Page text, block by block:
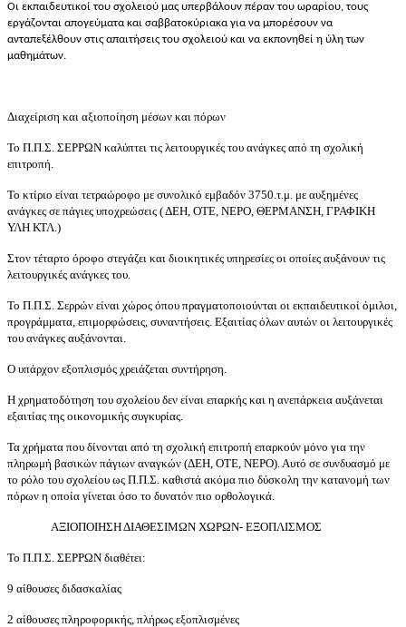
Οι εκπαιδευτικοί του σχολειού μας υπερβάλουν πέραν του ωραρίου, τους
εργάζονται απογεύματα και σαββατοκύριακα για να μπορέσουν να
ανταπεξέλθουν στις απαιτήσεις του σχολειού και να εκπονηθεί η ύλη των
μαθημάτων.
Διαχείριση και αξιοποίηση μέσων και πόρων
Το Π.Π.Σ. ΣΕΡΡΩΝ καλύπτει τις λειτουργικές του ανάγκες από τη σχολική
επιτροπή.
Το κτίριο είναι τετραώροφο με συνολικό εμβαδόν 3750.τ.μ. με αυξημένες
ανάγκες σε πάγιες υποχρεώσεις ( ΔΕΗ, ΟΤΕ, ΝΕΡΟ, ΘΕΡΜΑΝΣΗ, ΓΡΑΦΙΚΗ
ΥΛΗ ΚΤΛ.)
Στον τέταρτο όροφο στεγάζει και διοικητικές υπηρεσίες οι οποίες αυξάνουν τις
λειτουργικές ανάγκες του.
Το Π.Π.Σ. Σερρών είναι χώρος όπου πραγματοποιούνται οι εκπαιδευτικοί όμιλοι,
προγράμματα, επιμορφώσεις, συναντήσεις. Εξαιτίας όλων αυτών οι λειτουργικές
του ανάγκες αυξάνονται.
Ο υπάρχον εξοπλισμός χρειάζεται συντήρηση.
Η χρηματοδότηση του σχολείου δεν είναι επαρκής και η ανεπάρκεια αυξάνεται
εξαιτίας της οικονομικής συγκυρίας.
Τα χρήματα που δίνονται από τη σχολική επιτροπή επαρκούν μόνο για την
πληρωμή βασικών πάγιων αναγκών (ΔΕΗ, ΟΤΕ, ΝΕΡΟ). Αυτό σε συνδυασμό με
το ρόλο του σχολείου ως Π.Π.Σ. καθιστά ακόμα πιο δύσκολη την κατανομή των
πόρων η οποία γίνεται όσο το δυνατόν πιο ορθολογικά.
ΑΞΙΟΠΟΙΗΣΗ ΔΙΑΘΕΣΙΜΩΝ ΧΩΡΩΝ- ΕΞΟΠΛΙΣΜΟΣ
Το Π.Π.Σ. ΣΕΡΡΩΝ διαθέτει:
9 αίθουσες διδασκαλίας
2 αίθουσες πληροφορικής, πλήρως εξοπλισμένες